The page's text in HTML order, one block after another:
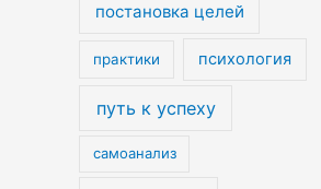
постановка целей
практики психология
путь к успеху
самоанализ